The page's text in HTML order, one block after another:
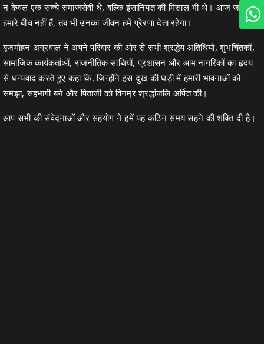
न केवल एक सच्चे समाजसेवी थे, बल्कि इंसानियत की मिसाल भी थे। आज जब वे
हमारे बीच नहीं हैं, तब भी उनका जीवन हमें प्रेरणा देता रहेगा।
बृजमोहन अग्रवाल ने अपने परिवार की ओर से सभी श्रद्धेय अतिथियों, शुभचिंतकों,
सामाजिक कार्यकर्ताओं, राजनीतिक साथियों, प्रशासन और आम नागरिकों का हृदय
से धन्यवाद करते हुए कहा कि, जिन्होंने इस दुख की घड़ी में हमारी भावनाओं को
समझा, सहभागी बने और पिताजी को विनम्र श्रद्धांजलि अर्पित की।
आप सभी की संवेदनाओं और सहयोग ने हमें यह कठिन समय सहने की शक्ति दी है।